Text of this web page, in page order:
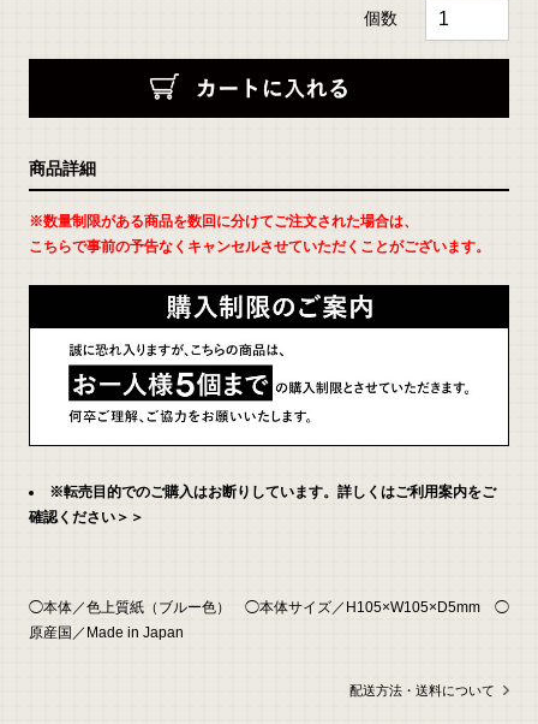
個数
返
品
て
の
詳
商品詳細
※数量制限がある商品を数回に分けてご注文された場合は、
こちらで事前の予告なくキャンセルさせていただくことがございます。
※転売目的でのご購入はお断りしています。詳しくはご利用案内をご
確認ください＞＞
◯本体／色上質紙（ブルー色） ◯本体サイズ／H105×W105×D5mm ◯
原産国／Made in Japan
配送方法・送料について